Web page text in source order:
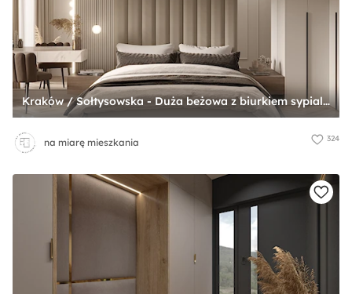
Kraków / Sołtysowska - Duża beżowa z biurkiem sypialnia, styl nowoczesny - zdjęcie od na miarę mieszkania
na miarę mieszkania 324